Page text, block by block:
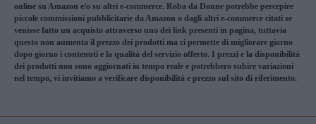
online su Amazon e/o su altri e-commerce. Roba da Donne potrebbe percepire
piccole commissioni pubblicitarie da Amazon o dagli altri e-commerce citati se
venisse fatto un acquisto attraverso uno dei link presenti in pagina, tuttavia
questo non aumenta il prezzo dei prodotti ma ci permette di migliorare giorno
dopo giorno i contenuti e la qualità del servizio offerto. I prezzi e la disponibilità
dei prodotti non sono aggiornati in tempo reale e potrebbero subire variazioni
nel tempo, vi invitiamo a verificare disponibilità e prezzo sul sito di riferimento.